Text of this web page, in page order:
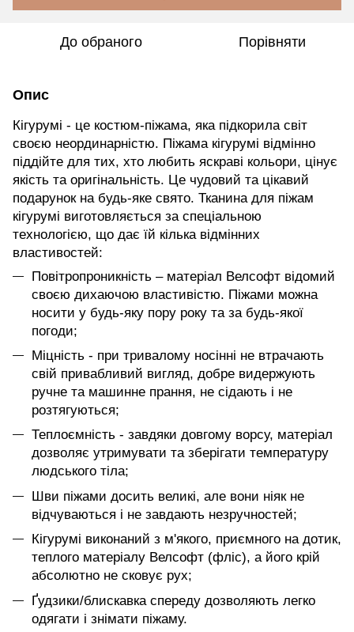
До обраного Порівняти
Опис
Кігурумі - це костюм-піжама, яка підкорила світ
своєю неординарністю. Піжама кігурумі відмінно
піддійте для тих, хто любить яскраві кольори, цінує
якість та оригінальність. Це чудовий та цікавий
подарунок на будь-яке свято. Тканина для піжам
кігурумі виготовляється за спеціальною
технологією, що дає їй кілька відмінних
властивостей:
Повітропроникність – матеріал Велсофт відомий
своєю дихаючою властивістю. Піжами можна
носити у будь-яку пору року та за будь-якої
погоди;
Міцність - при тривалому носінні не втрачають
свій привабливий вигляд, добре видержують
ручне та машинне прання, не сідають і не
розтягуються;
Теплоємність - завдяки довгому ворсу, матеріал
дозволяє утримувати та зберігати температуру
людського тіла;
Шви піжами досить великі, але вони ніяк не
відчуваються і не завдають незручностей;
Кігурумі виконаний з м'якого, приємного на дотик,
теплого матеріалу Велсофт (фліс), а його крій
абсолютно не сковує рух;
Ґудзики/блискавка спереду дозволяють легко
одягати і знімати піжаму.